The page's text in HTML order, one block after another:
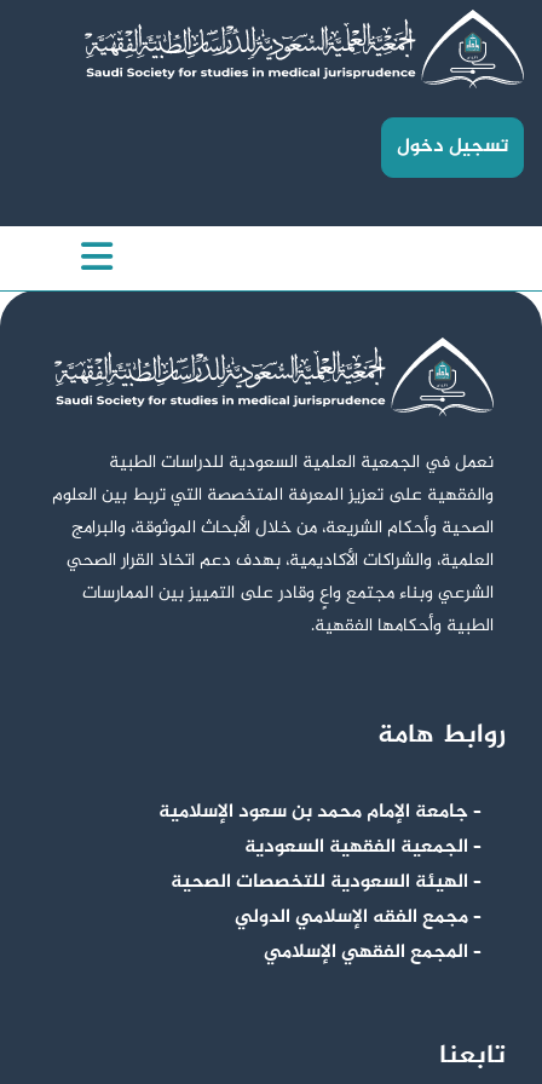
تسجيل دخول
نعمل في الجمعية العلمية السعودية للدراسات الطبية
والفقهية على تعزيز المعرفة المتخصصة التي تربط بين العلوم
الصحية وأحكام الشريعة، من خلال الأبحاث الموثوقة، والبرامج
العلمية، والشراكات الأكاديمية، بهدف دعم اتخاذ القرار الصحي
الشرعي وبناء مجتمع واعٍ وقادر على التمييز بين الممارسات
الطبية وأحكامها الفقهية.
روابط هامة
– جامعة الإمام محمد بن سعود الإسلامية
– الجمعية الفقهية السعودية
– الهيئة السعودية للتخصصات الصحية
– مجمع الفقه الإسلامي الدولي
– المجمع الفقهي الإسلامي
تابعنا